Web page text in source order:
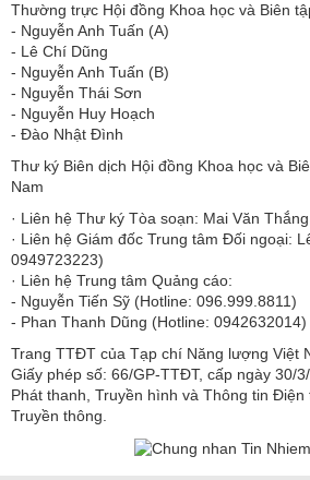
Thường trực Hội đồng Khoa học và Biên
​​​​​​- Nguyễn Anh Tuấn (A)
- Lê Chí Dũng
- Nguyễn Anh Tuấn (B)
- Nguyễn Thái Sơn
- Nguyễn Huy Hoạch
- Đào Nhật Đình
Thư ký Biên dịch Hội đồng Khoa học và
Nam
· Liên hệ Thư ký Tòa soạn: Mai Văn
· Liên hệ Giám đốc Trung tâm Đối ngoại:
0949723223)
· Liên hệ Trung tâm Quảng cáo:
- Nguyễn Tiến Sỹ (Hotline: 096.999.8811)
- Phan Thanh Dũng (Hotline: 0942632014)
Trang TTĐT của Tạp chí Năng lượng Việt
Giấy phép số: 66/GP-TTĐT, cấp ngày 30/
Phát thanh, Truyền hình và Thông tin
Truyền thông.